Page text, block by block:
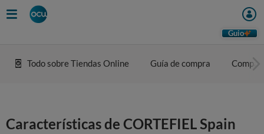
Guio
Todo sobre Tiendas Online Guía de compra
Características de CORTEFIEL Spain